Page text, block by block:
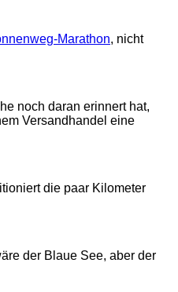
Marathon, nicht
noch daran erinnert hat,
Versandhandel eine
die paar Kilometer
der Blaue See, aber der